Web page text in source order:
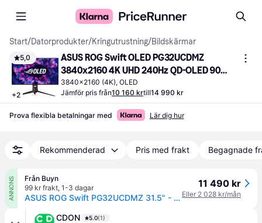
Start/Datorprodukter/Kringutrustning/Bildskärmar
5,0
+2
ASUS ROG Swift OLED PG32UCDMZ
3840x2160 4K UHD 240Hz QD-OLED 90W
USB-C
3840x2160 (4K), OLED
Jämför pris från10 160 krtill14 990 kr
Prova flexibla betalningar med Lär dig hur
Rekommenderad Pris med frakt Begagnade
ANNONS
Från Buyn
99 kr frakt, 1-3 dagar
ASUS ROG Swift PG32UCDMZ 31.5" - USB-C 3840x2160 OLED 240Hz
11 490 kr
Eller 2 028 kr/mån
CDON 5.0(1)